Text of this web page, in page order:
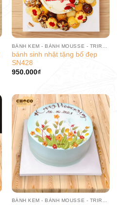
bánh sinh nhật tặng bố đẹp
SN428
950.000₫
BÁNH KEM - BÁNH MOUSSE - TRIRAMISU